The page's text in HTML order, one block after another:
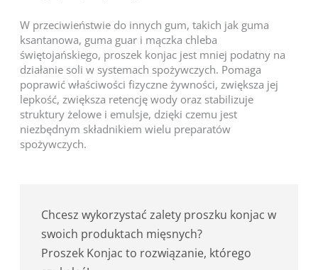
W przeciwieństwie do innych gum, takich jak guma
ksantanowa, guma guar i mączka chleba
świętojańskiego, proszek konjac jest mniej podatny na
działanie soli w systemach spożywczych. Pomaga
poprawić właściwości fizyczne żywności, zwiększa jej
lepkość, zwiększa retencję wody oraz stabilizuje
struktury żelowe i emulsje, dzięki czemu jest
niezbędnym składnikiem wielu preparatów
spożywczych.
Chcesz wykorzystać zalety proszku konjac w
swoich produktach mięsnych?
Proszek Konjac to rozwiązanie, którego